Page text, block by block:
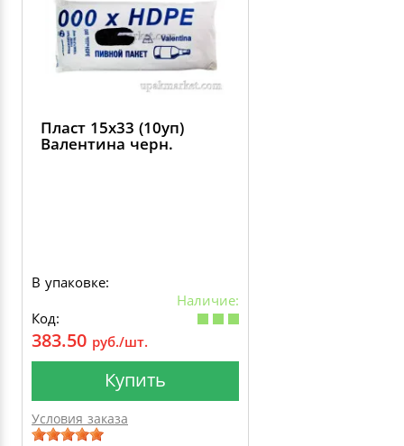
Пласт 15х33 (10уп)
Валентина черн.
В упаковке:
Наличие:
Код:
383.50 руб./шт.
Купить
Условия заказа